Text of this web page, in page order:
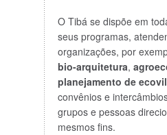
O Tibá se dispõe em
seus programas,
organizações, por
bio-arquitetura,
planejamento de
convênios e
grupos e pessoas
mesmos fins.